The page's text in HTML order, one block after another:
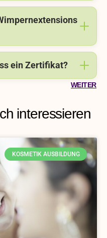
ein Zertifikat?
WEITER
interessieren
KOSMETIK AUSBILDUNG